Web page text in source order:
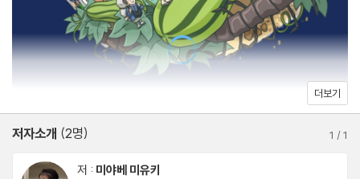
더보기
저자소개 (2명) 1 /1
저 : 미야베 미유키